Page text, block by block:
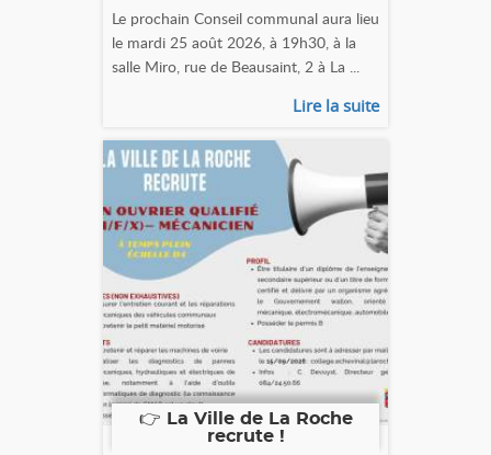
Le prochain Conseil communal aura lieu
le mardi 25 août 2026, à 19h30, à la
salle Miro, rue de Beausaint, 2 à La ...
Lire la suite
👉 La Ville de La Roche
recrute !